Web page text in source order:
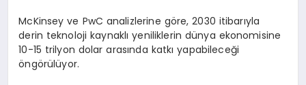
McKinsey ve PwC analizlerine göre, 2030 itibarıyla
derin teknoloji kaynaklı yeniliklerin dünya ekonomisine
10-15 trilyon dolar arasında katkı yapabileceği
öngörülüyor.